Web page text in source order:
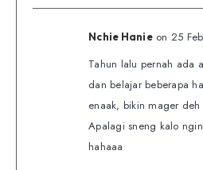
Nchie Hanie on 25
Tahun lalu pernah ada
dan belajar beberapa
enaak, bikin mager
Apalagi sneng kalo
hahaaa